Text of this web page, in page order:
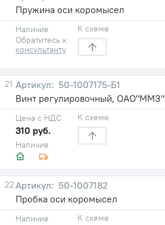
Пружина оси коромысел
Наличие
Обратитесь к
консультанту
К схеме
21
50-1007175-Б1
Винт регулировочный, ОАО"ММЗ"
Наличие
Цена с НДС
310 руб.
К схеме
22
50-1007182
Пробка оси коромысел
Наличие
К схеме